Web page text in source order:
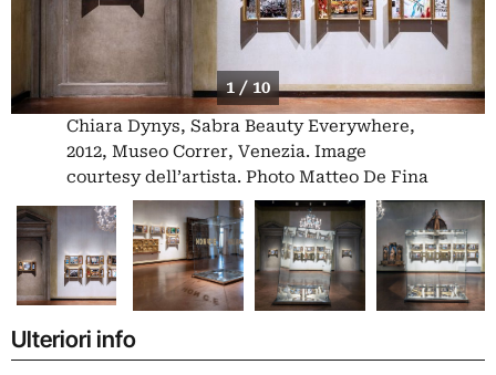
1 / 10
Chiara Dynys, Sabra Beauty Everywhere,
2012, Museo Correr, Venezia. Image
courtesy dell’artista. Photo Matteo De Fina
Ulteriori info